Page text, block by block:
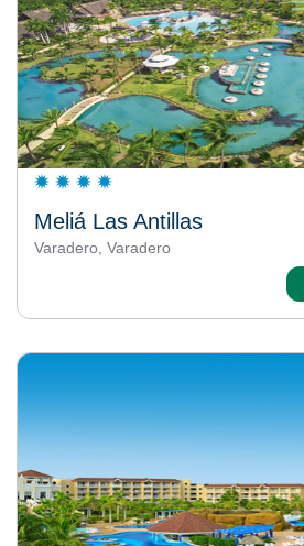
Meliá Las Antillas
Varadero, Varadero